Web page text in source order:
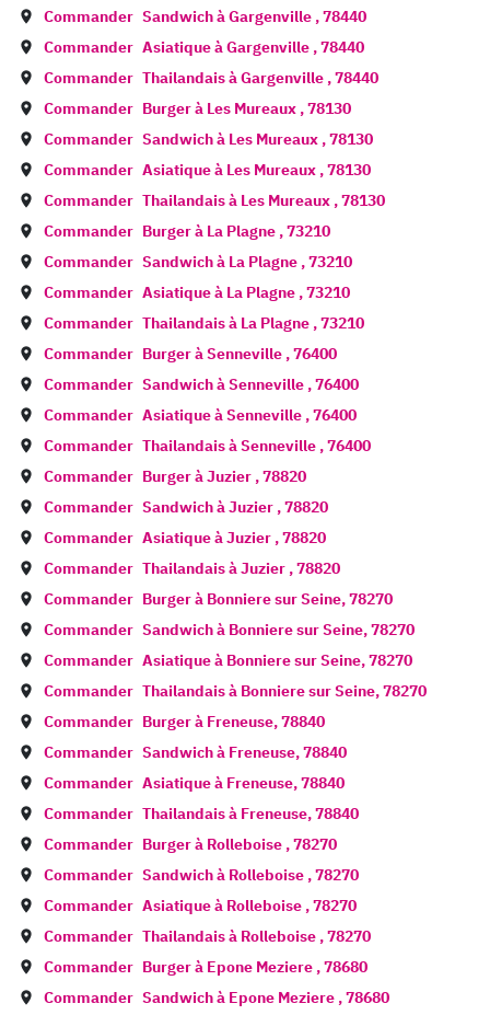
Commander Sandwich àGargenville ,78440
Commander Asiatique àGargenville ,78440
Commander Thailandais àGargenville ,78440
Commander Burger à Les Mureaux ,78130
Commander Sandwich à Les Mureaux ,78130
Commander Asiatique à Les Mureaux ,78130
Commander Thailandais à Les Mureaux ,78130
Commander Burger à La Plagne ,73210
Commander Sandwich à La Plagne ,73210
Commander Asiatique à La Plagne ,73210
Commander Thailandais à La Plagne ,73210
Commander Burger àSenneville ,76400
Commander Sandwich àSenneville ,76400
Commander Asiatique àSenneville ,76400
Commander Thailandais àSenneville ,76400
Commander Burger àJuzier ,78820
Commander Sandwich àJuzier ,78820
Commander Asiatique àJuzier ,78820
Commander Thailandais àJuzier ,78820
Commander Burger à Bonniere sur Seine,78270
Commander Sandwich à Bonniere sur Seine,78270
Commander Asiatique à Bonniere sur Seine,78270
Commander Thailandais à Bonniere sur Seine,78270
Commander Burger à Freneuse,78840
Commander Sandwich à Freneuse,78840
Commander Asiatique à Freneuse,78840
Commander Thailandais à Freneuse,78840
Commander Burger à Rolleboise ,78270
Commander Sandwich à Rolleboise ,78270
Commander Asiatique à Rolleboise ,78270
Commander Thailandais à Rolleboise ,78270
Commander Burger à Epone Meziere ,78680
Commander Sandwich à Epone Meziere ,78680